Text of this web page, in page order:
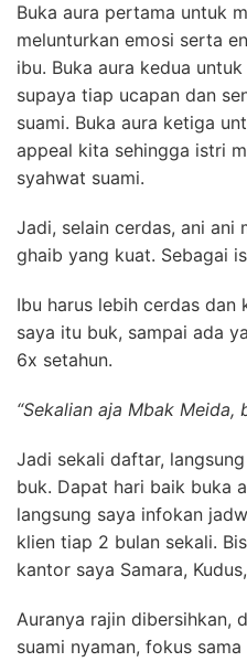
Buka aura pertama untuk
melunturkan emosi serta
ibu. Buka aura kedua
supaya tiap ucapan dan
suami. Buka aura ketiga
appeal kita sehingga istri
syahwat suami.
Jadi, selain cerdas, ani ani
ghaib yang kuat. Sebagai
Ibu harus lebih cerdas dan
saya itu buk, sampai ada
6x setahun.
“Sekalian aja Mbak Meida,
Jadi sekali daftar,
buk. Dapat hari baik buka
langsung saya infokan
klien tiap 2 bulan sekali.
kantor saya Samara,
Auranya rajin dibersihkan,
suami nyaman, fokus